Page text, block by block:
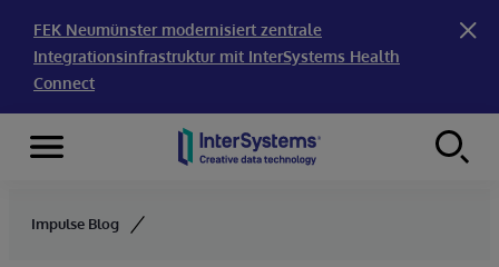
FEK Neumünster modernisiert zentrale
Integrationsinfrastruktur mit InterSystems Health
Connect
Skip to content
Menu
Impulse Blog